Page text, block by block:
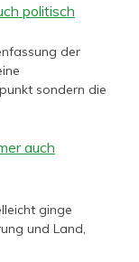
politisch
der
sondern die
auch
ginge
und Land,